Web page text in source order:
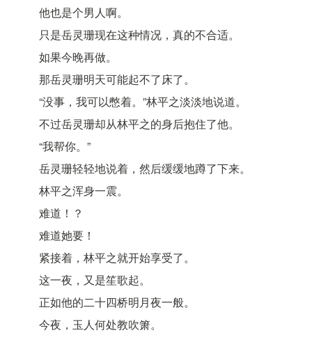
他也是个男人啊。
只是岳灵珊现在这种情况，真的不合适。
如果今晚再做。
那岳灵珊明天可能起不了床了。
“没事，我可以憋着。”林平之淡淡地说道。
不过岳灵珊却从林平之的身后抱住了他。
“我帮你。”
岳灵珊轻轻地说着，然后缓缓地蹲了下来。
林平之浑身一震。
难道！？
难道她要！
紧接着，林平之就开始享受了。
这一夜，又是笙歌起。
正如他的二十四桥明月夜一般。
今夜，玉人何处教吹箫。